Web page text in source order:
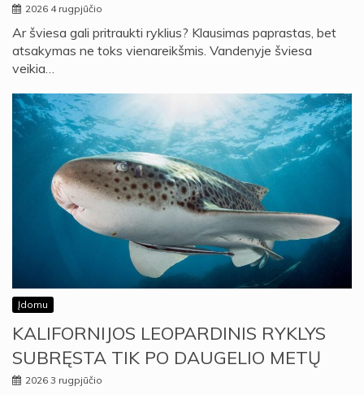
2026 4 rugpjūčio
Ar šviesa gali pritraukti ryklius? Klausimas paprastas, bet
atsakymas ne toks vienareikšmis. Vandenyje šviesa
veikia…
Įdomu
KALIFORNIJOS LEOPARDINIS RYKLYS
SUBRĘSTA TIK PO DAUGELIO METŲ
2026 3 rugpjūčio